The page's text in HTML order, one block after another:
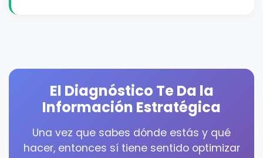
El Diagnóstico Te Da la
Información Estratégica
Una vez que sabes dónde estás y qué
hacer, entonces sí tiene sentido optimizar